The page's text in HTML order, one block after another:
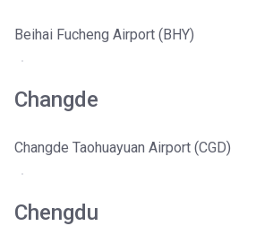
Beihai Fucheng Airport (BHY)
Changde
Changde Taohuayuan Airport (CGD)
Chengdu